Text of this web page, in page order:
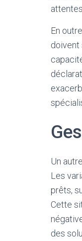
En
doivent
Un
Les
prêts,
Cette
des